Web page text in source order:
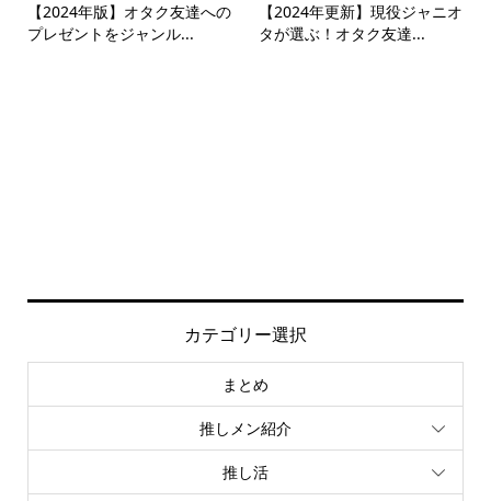
【2024年版】オタク友達への
プレゼントをジャンル...
【2024年更新】現役ジャニオ
タが選ぶ！オタク友達...
カテゴリー選択
まとめ
推しメン紹介
推し活